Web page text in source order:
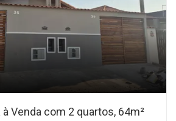
à Venda com 2 quartos, 64m²